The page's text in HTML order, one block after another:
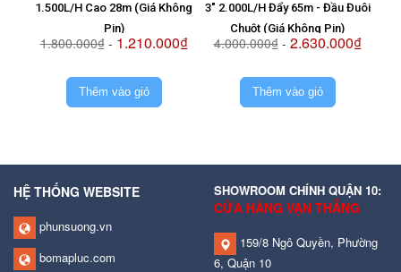
1.500L/H Cao 28m (Giá Không
Pin)
1.800.000₫- 1.210.000₫
Thêm vào giỏ
3" 2.000L/H Đẩy 65m - Đầu Đuôi
Chuột (Giá Không Pin)
4.000.000₫- 2.630.000₫
Thêm vào giỏ
HỆ THỐNG WEBSITE
phunsuong.vn
bomapluc.com
SHOWROOM CHÍNH QUẬN 10:
CỬA HÀNG VẠN THẮNG
159/8 Ngô Quyền, Phường
6, Quận 10